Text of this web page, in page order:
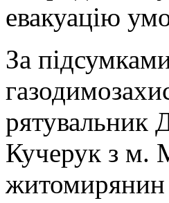
евакуацію
За
рятувальник
Кучерук з м.